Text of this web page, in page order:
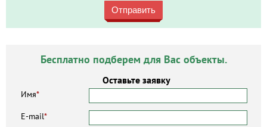
Отправить
Бесплатно подберем для Вас объекты.
Оставьте заявку
Имя*
E-mail*